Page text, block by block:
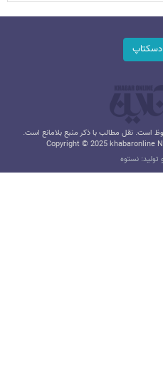
است. نقل مطالب با ذکر منبع بلامانع است.
Copyright © 2025 khabaronline
نستوه